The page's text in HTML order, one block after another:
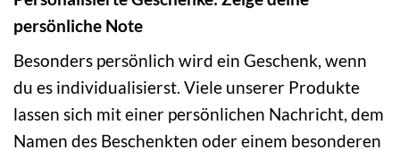
persönliche Note
Besonders persönlich wird ein Geschenk, wenn
du es individualisierst. Viele unserer Produkte
lassen sich mit einer persönlichen Nachricht, dem
Namen des Beschenkten oder einem besonderen